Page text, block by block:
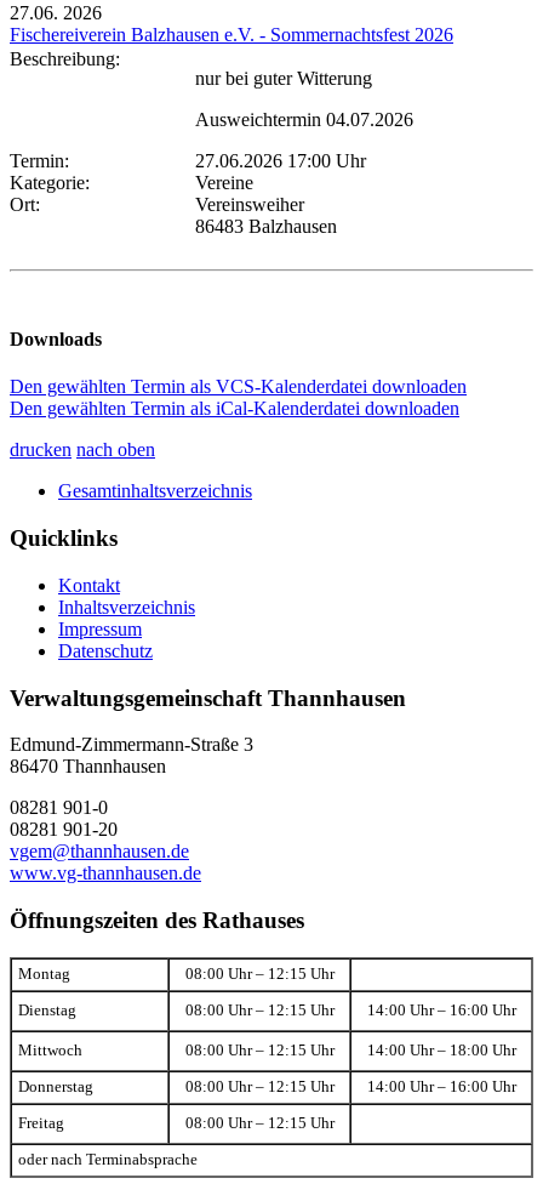
27.06. 2026
Fischereiverein Balzhausen e.V. - Sommernachtsfest 2026
Beschreibung:
nur bei guter Witterung
Ausweichtermin 04.07.2026
Termin:
27.06.2026 17:00 Uhr
Kategorie:
Vereine
Ort:
Vereinsweiher
86483 Balzhausen
Downloads
Den gewählten Termin als VCS-Kalenderdatei downloaden
Den gewählten Termin als iCal-Kalenderdatei downloaden
drucken nach oben
Gesamtinhaltsverzeichnis
Quicklinks
Kontakt
Inhaltsverzeichnis
Impressum
Datenschutz
Verwaltungsgemeinschaft Thannhausen
Edmund-Zimmermann-Straße 3
86470 Thannhausen
08281 901-0
08281 901-20
vgem@thannhausen.de
www.vg-thannhausen.de
Öffnungszeiten des Rathauses
Montag 08:00 Uhr – 12:15 Uhr
Dienstag 08:00 Uhr – 12:15 Uhr 14:00 Uhr – 16:00 Uhr
Mittwoch 08:00 Uhr – 12:15 Uhr 14:00 Uhr – 18:00 Uhr
Donnerstag 08:00 Uhr – 12:15 Uhr 14:00 Uhr – 16:00 Uhr
Freitag 08:00 Uhr – 12:15 Uhr
oder nach Terminabsprache